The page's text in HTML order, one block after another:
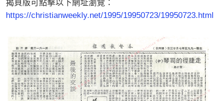
揭頁版可點擊以下網址瀏覽：
https://christianweekly.net/1995/19950723/19950723.html